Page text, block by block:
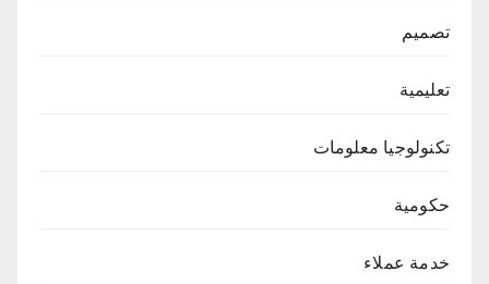
تصميم
تعليمية
تكنولوجيا معلومات
حكومية
خدمة عملاء